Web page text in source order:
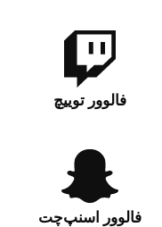
فالوور توییچ
فالوور اسنپ‌چت‌